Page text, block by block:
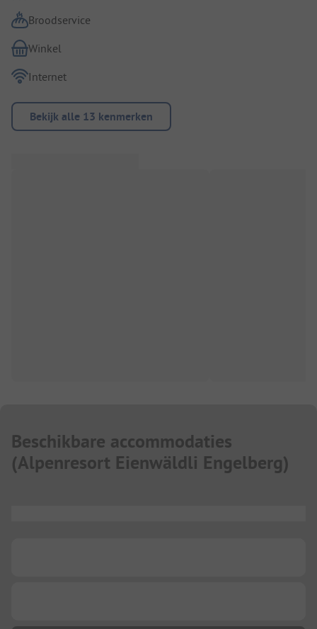
Broodservice
Winkel
Internet
Bekijk alle 13 kenmerken
Beschikbare accommodaties
(Alpenresort Eienwäldli Engelberg)